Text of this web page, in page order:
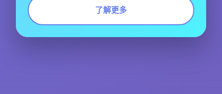
了解更多